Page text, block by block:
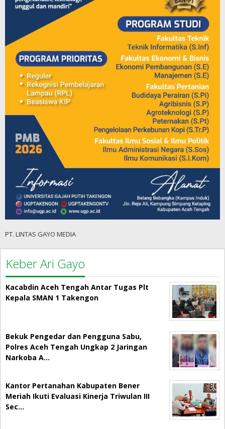
PT. LINTAS GAYO MEDIA
Keber Ari Gayo
Kacabdin Aceh Tengah Antar Tugas Plt
Kepala SMAN 1 Takengon
Bekuk Pengedar dan Pengguna Sabu,
Polres Aceh Tengah Ungkap 2 Jaringan
Narkoba A…
Kantor Pertanahan Kabupaten Bener
Meriah Ikuti Evaluasi Kinerja Triwulan III
Sec…